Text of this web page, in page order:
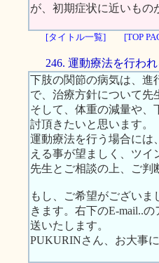
が、初期症状に近いもの
[タイトル一覧] [TOP
246. 運動療法を行わ
下肢の関節の病気は、進
で、治療方針について先
そして、体重の減量や、
討頂きたいと思います。
運動療法を行う場合には
える事が望ましく、ツ
先生とご相談の上、ご判
もし、ご希望がござい
きます。右下のE-mail..
送いたします。
PUKURINさん、お大事に